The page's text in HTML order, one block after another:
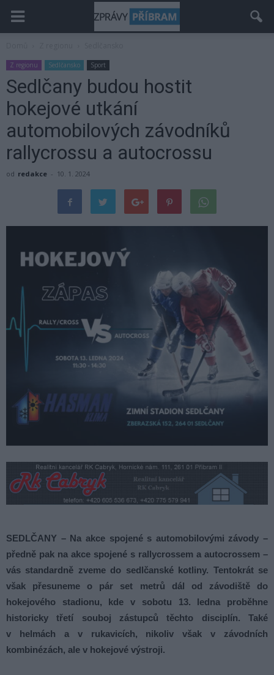
Z regionu Sedlčansko Sport
Sedlčany budou hostit
hokejové utkání
automobilových závodníků
rallycrossu a autocrossu
od redakce - 10. 1. 2024
SEDLČANY – Na akce spojené s automobilovými závody –
předně pak na akce spojené s rallycrossem a autocrossem –
vás standardně zveme do sedlčanské kotliny. Tentokrát se
však přesuneme o pár set metrů dál od závodiště do
hokejového stadionu, kde v sobotu 13. ledna proběhne
historicky třetí souboj zástupců těchto disciplín. Také
v helmách a v rukavicích, nikoliv však v závodních
kombinézách, ale v hokejové výstroji.